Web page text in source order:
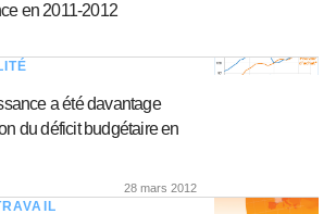
en 2011-2012
a été davantage
du déficit budgétaire en
28 mars 2012